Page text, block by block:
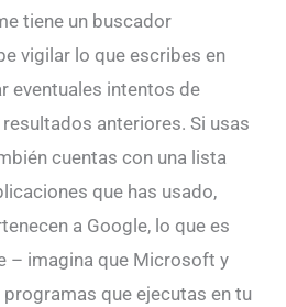
tiene un buscador
vigilar lo que escribes en
eventuales intentos de
anteriores. Si usas
cuentas con una lista
que has usado,
a Google, lo que es
– imagina que Microsoft y
que ejecutas en tu